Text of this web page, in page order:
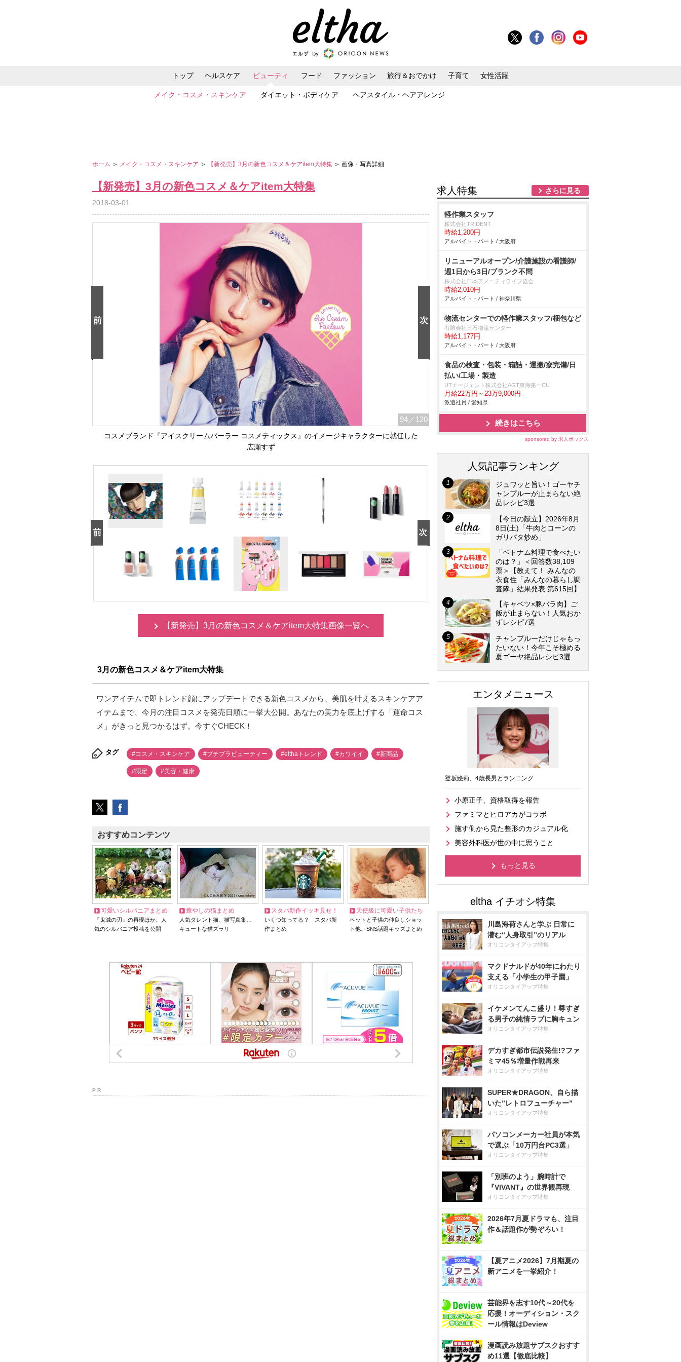
トップ ヘルスケア ビューティ
メイク・コスメ・スキンケア ダイエット・ボディケア ヘアスタイル・ヘアアレンジ
フード ファッション 旅行＆おでかけ 子育て 女性活躍
ホーム ＞ メイク・コスメ・スキンケア ＞ 【新発売】3月の新色コスメ＆ケアitem大特集 ＞ 画像・写真詳細
【新発売】3月の新色コスメ＆ケアitem大特集
2018-03-01
94 ／120
コスメブランド『アイスクリームパーラー コスメティックス』のイメージキャラクターに就任した
広瀬すず
【新発売】3月の新色コスメ＆ケアitem大特集画像一覧へ
3月の新色コスメ＆ケアitem大特集
ワンアイテムで即トレンド顔にアップデートできる新色コスメから、美肌を叶えるスキンケアア
イテムまで、今月の注目コスメを発売日順に一挙大公開。あなたの美力を底上げする「運命コス
メ」がきっと見つかるはず。今すぐCHECK！
タグ #コスメ・スキンケア #プチプラビューティー #elthaトレンド #カワイイ #新商品
#限定 #美容・健康
おすすめコンテンツ
可愛いシルバニアまとめ
『鬼滅の刃』の再現ほか、人
気のシルバニア投稿を公開
癒やしの猫まとめ
人気タレント猫、猫写真集…
キュートな猫ズラリ
スタバ新作イッキ見せ！
いくつ知ってる？ スタバ新
作まとめ
天使級に可愛い子供たち
ペットと子供の仲良しショッ
ト他、SNS話題キッズまとめ
P R
求人特集 さらに見る
軽作業スタッフ
株式会社TRIDENT
時給1,200円
アルバイト・パート / 大阪府
リニューアルオープン/介護施設の看護師/
週1日から3日/ブランク不問
株式会社日本アメニティライフ協会
時給2,010円
アルバイト・パート / 神奈川県
物流センターでの軽作業スタッフ/梱包など
有限会社三石物流センター
時給1,177円
アルバイト・パート / 大阪府
食品の検査・包装・箱詰・運搬/寮完備/日
払い/工場・製造
UTエージェント株式会社AGT東海第一CU
月給22万円～23万9,000円
派遣社員 / 愛知県
続きはこちら
sponsored by 求人ボックス
人気記事ランキング
ジュワッと旨い！ゴーヤチ
ャンプルーが止まらない絶
品レシピ3選
【今日の献立】2026年8月
8日(土)「牛肉とコーンの
ガリバタ炒め」
「ベトナム料理で食べたい
のは？」＜回答数38,109
票＞【教えて！ みんなの
衣食住「みんなの暮らし調
査隊」結果発表 第615回】
【キャベツ×豚バラ肉】ご
飯が止まらない！人気おか
ずレシピ7選
チャンプルーだけじゃもっ
たいない！今年こそ極める
夏ゴーヤ絶品レシピ3選
エンタメニュース
登坂絵莉、4歳長男とランニング
小原正子、資格取得を報告
ファミマとヒロアカがコラボ
施す側から見た整形のカジュアル化
美容外科医が世の中に思うこと
もっと見る
川島海荷さんと学ぶ 日常に
潜む“人身取引”のリアル
オリコンタイアップ特集
マクドナルドが40年にわたり
支える「小学生の甲子園」
オリコンタイアップ特集
イケメンてんこ盛り！尊すぎ
る男子の純情ラブに胸キュン
オリコンタイアップ特集
デカすぎ都市伝説発生!?ファ
ミマ45％増量作戦再来
オリコンタイアップ特集
SUPER★DRAGON、自ら描
いた”レトロフューチャー”
オリコンタイアップ特集
パソコンメーカー社員が本気
で選ぶ「10万円台PC3選」
オリコンタイアップ特集
「別班のよう」腕時計で
『VIVANT』の世界観再現
オリコンタイアップ特集
2026年7月夏ドラマも、注目
作＆話題作が勢ぞろい！
【夏アニメ2026】7月期夏の
新アニメを一挙紹介！
芸能界を志す10代～20代を
応援！オーディション・スク
ール情報はDeview
漫画読み放題サブスクおすす
め11選【徹底比較】